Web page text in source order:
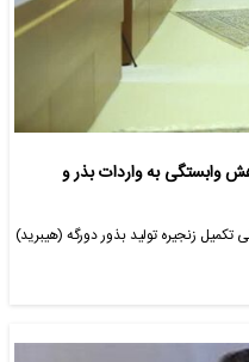
وابستگی به واردات بذر و
تکمیل زنجیره تولید بذور دورگه (هیبرید)